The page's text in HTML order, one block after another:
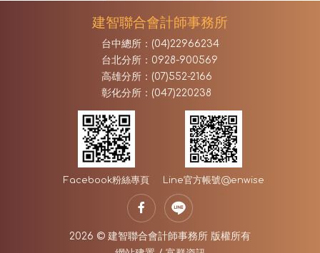
建智聯合會計師事務所
台中總所：(04)22966234
台北分所：0928-900569
高雄分所：(07)552-2166
彰化分所：(047)220238
Facebook粉絲專頁 Line官方帳號@enwise
2026 © 建智聯合會計師事務所 版權所有